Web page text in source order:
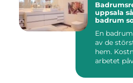
uppsala så skapar du ett
badrum
En
av de
hem.
arbetet